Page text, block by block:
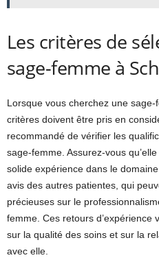
Les critères de
sage-femme à
Lorsque vous cherchez une
critères doivent être pris en
recommandé de vérifier les
sage-femme. Assurez-vous
solide expérience dans le
avis des autres patientes, qui
précieuses sur le
femme. Ces retours d’expérience
sur la qualité des soins et sur la
avec elle.